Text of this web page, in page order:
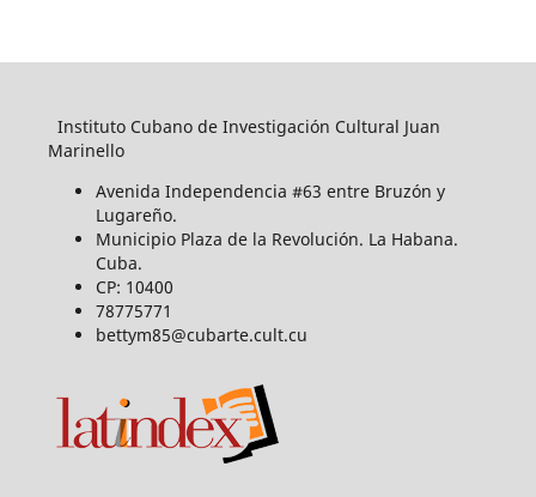
Instituto Cubano de Investigación Cultural Juan
Marinello
Avenida Independencia #63 entre Bruzón y
Lugareño.
Municipio Plaza de la Revolución. La Habana.
Cuba.
CP: 10400
78775771
bettym85@cubarte.cult.cu